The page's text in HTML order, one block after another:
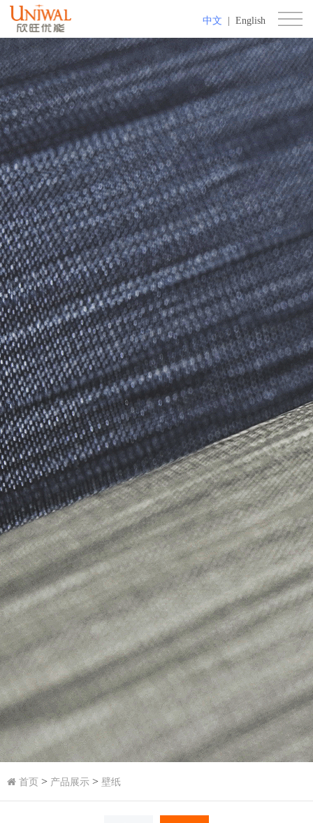
中文 English
首页 > 产品展示 > 壁纸